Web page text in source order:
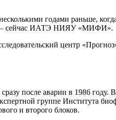
годами раньше,
— сейчас ИАТЭ НИЯУ «МИФИ».
центр
после аварии в 1986 году.
группе Института
и второго блоков.